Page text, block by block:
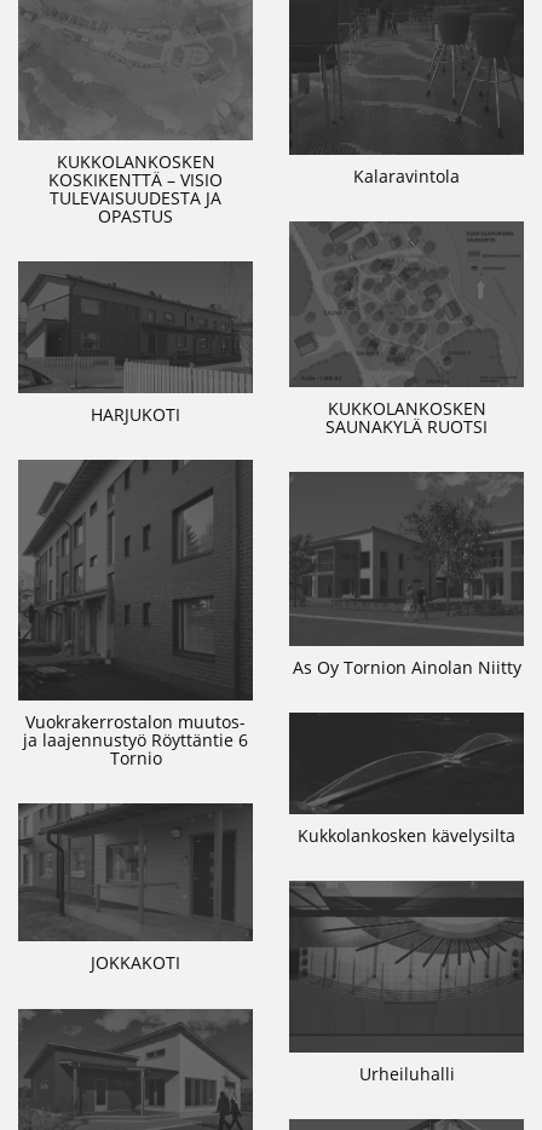
Kalaravintola
KUKKOLANKOSKEN
KOSKIKENTTÄ – VISIO
TULEVAISUUDESTA JA
OPASTUS
KUKKOLANKOSKEN
SAUNAKYLÄ RUOTSI
HARJUKOTI
Vuokrakerrostalon muutos-
ja laajennustyö Röyttäntie 6
Tornio
As Oy Tornion Ainolan Niitty
Kukkolankosken kävelysilta
JOKKAKOTI
Urheiluhalli